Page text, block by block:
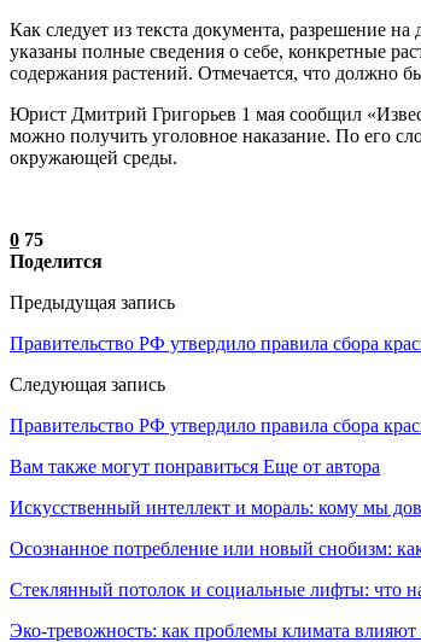
Как следует из текста документа, разрешение
указаны полные сведения о себе, конкретные
содержания растений. Отмечается, что должно
Юрист Дмитрий Григорьев 1 мая сообщил
можно получить уголовное наказание. По его
окружающей среды.
0 75
Поделится
Предыдущая запись
Правительство РФ утвердило правила сбора
Следующая запись
Правительство РФ утвердило правила сбора
Вам также могут понравиться Еще от автора
Искусственный интеллект и мораль: кому мы
Осознанное потребление или новый снобизм:
Стеклянный потолок и социальные лифты: что
Эко-тревожность: как проблемы климата влияют